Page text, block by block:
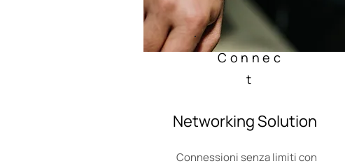
Connec
t
Networking Solution
Connessioni senza limiti con